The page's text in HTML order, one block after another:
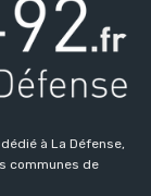
à La Défense,
communes de